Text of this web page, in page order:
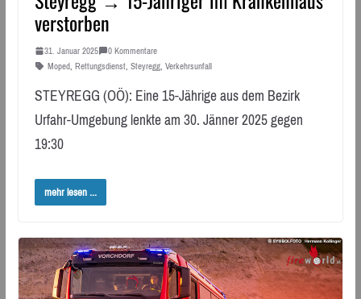
verstorben
31. Januar 2025
0 Kommentare
Moped, Rettungsdienst, Steyregg, Verkehrsunfall
STEYREGG (OÖ): Eine 15-Jährige aus dem Bezirk
Urfahr-Umgebung lenkte am 30. Jänner 2025 gegen
19:30
mehr lesen ...